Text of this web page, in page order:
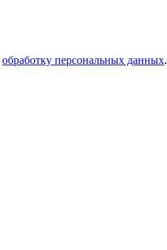
обработку персональных данных.